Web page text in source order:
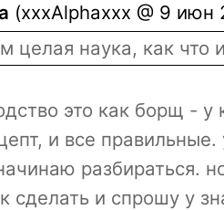
(xxxAlphaxxx @ 9 июн
целая наука, как что
это как борщ - у
и все
разбираться.
сделать и спрошу у